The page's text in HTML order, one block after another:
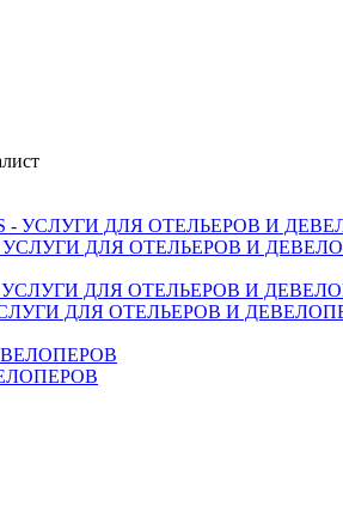
УСЛУГИ ДЛЯ ОТЕЛЬЕРОВ И
ДЛЯ ОТЕЛЬЕРОВ И